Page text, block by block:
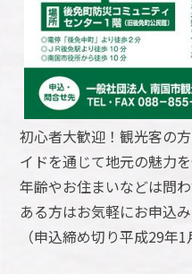
初心者大歓迎！観光客の
イドを通じて地元の魅力
年齢やお住まいなどは問
ある方はお気軽にお申込み
（申込締め切り平成29年1